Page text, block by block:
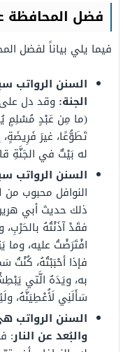
فضل المحافظة
فيما يلي بياناً لفضل
السنن الرواتب
الجنة: وقد دل على
(ما مِن عَبْدٍ مُسْلِمٍ
تَطَوُّعًا، غيرَ فَرِيضَةٍ،
له بَيْتٌ في الجَنَّةِ
السنن الرواتب
النوافل محبوب
ذلك حديث أبي
فقَدْ آذَنْتُهُ
افْتَرَضْتُ عليه، وما
فإذا أحْبَبْتُهُ،
به، ويَدَهُ الَّتي
سَأَلَنِي لَأُعْطِيَنَّهُ،
السنن الرواتب
والبُعد عن النار: